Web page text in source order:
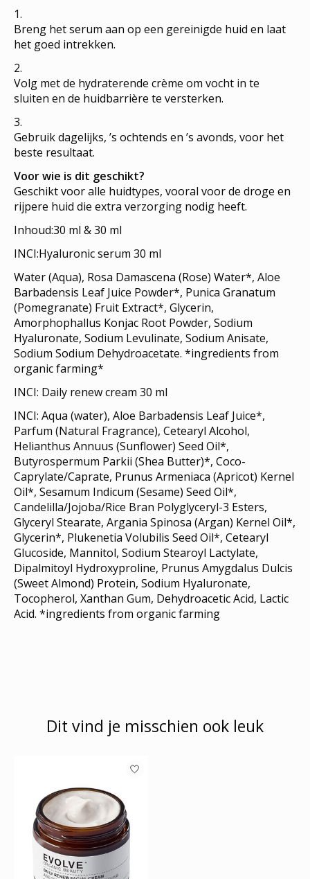
Breng het serum aan op een gereinigde huid en laat
het goed intrekken.
Volg met de hydraterende crème om vocht in te
sluiten en de huidbarrière te versterken.
Gebruik dagelijks, ’s ochtends en ’s avonds, voor het
beste resultaat.
Voor wie is dit geschikt?
Geschikt voor alle huidtypes, vooral voor de droge en
rijpere huid die extra verzorging nodig heeft.
Inhoud:30 ml & 30 ml
INCI:Hyaluronic serum 30 ml
Water (Aqua), Rosa Damascena (Rose) Water*, Aloe
Barbadensis Leaf Juice Powder*, Punica Granatum
(Pomegranate) Fruit Extract*, Glycerin,
Amorphophallus Konjac Root Powder, Sodium
Hyaluronate, Sodium Levulinate, Sodium Anisate,
Sodium Sodium Dehydroacetate. *ingredients from
organic farming*
INCI: Daily renew cream 30 ml
INCI: Aqua (water), Aloe Barbadensis Leaf Juice*,
Parfum (Natural Fragrance), Cetearyl Alcohol,
Helianthus Annuus (Sunflower) Seed Oil*,
Butyrospermum Parkii (Shea Butter)*, Coco-
Caprylate/Caprate, Prunus Armeniaca (Apricot) Kernel
Oil*, Sesamum Indicum (Sesame) Seed Oil*,
Candelilla/Jojoba/Rice Bran Polyglyceryl-3 Esters,
Glyceryl Stearate, Argania Spinosa (Argan) Kernel Oil*,
Glycerin*, Plukenetia Volubilis Seed Oil*, Cetearyl
Glucoside, Mannitol, Sodium Stearoyl Lactylate,
Dipalmitoyl Hydroxyproline, Prunus Amygdalus Dulcis
(Sweet Almond) Protein, Sodium Hyaluronate,
Tocopherol, Xanthan Gum, Dehydroacetic Acid, Lactic
Acid. *ingredients from organic farming
Dit vind je misschien ook leuk
Items van productcarrousel